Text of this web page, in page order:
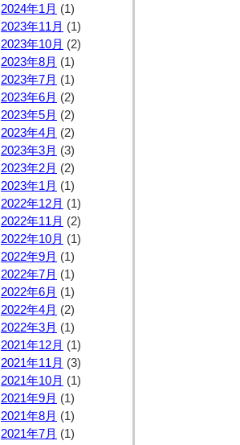
2024年1月 (1)
2023年11月 (1)
2023年10月 (2)
2023年8月 (1)
2023年7月 (1)
2023年6月 (2)
2023年5月 (2)
2023年4月 (2)
2023年3月 (3)
2023年2月 (2)
2023年1月 (1)
2022年12月 (1)
2022年11月 (2)
2022年10月 (1)
2022年9月 (1)
2022年7月 (1)
2022年6月 (1)
2022年4月 (2)
2022年3月 (1)
2021年12月 (1)
2021年11月 (3)
2021年10月 (1)
2021年9月 (1)
2021年8月 (1)
2021年7月 (1)